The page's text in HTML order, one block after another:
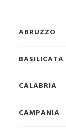
ABRUZZO
BASILICATA
CALABRIA
CAMPANIA